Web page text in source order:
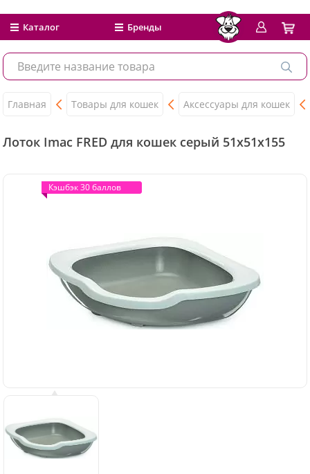
Каталог Бренды
Главная Товары для кошек Аксессуары для кошек
Лоток Imac FRED для кошек серый 51х51х155
Кэшбэк 30 баллов
Кэшбэк 30 баллов